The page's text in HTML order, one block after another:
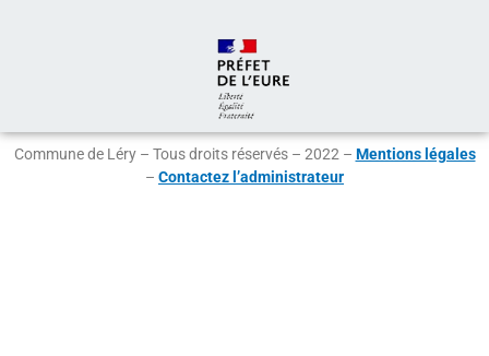
Commune de Léry – Tous droits réservés – 2022 – Mentions légales
– Contactez l’administrateur